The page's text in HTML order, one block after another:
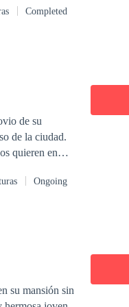
longe, deveria
ver a
Completed
de su
matrimonio
Ongoing
su mansión sin